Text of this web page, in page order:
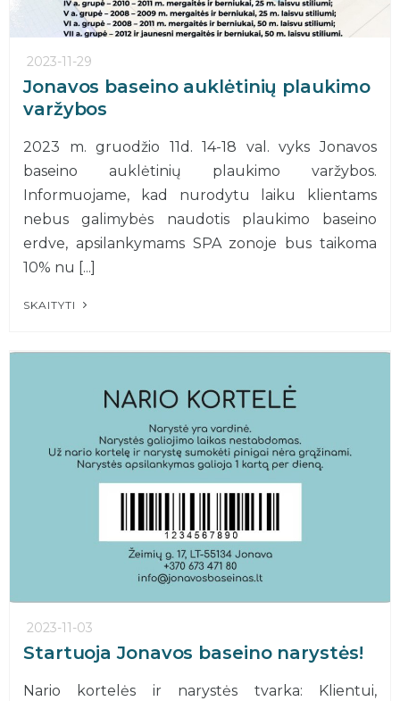
2023-11-29
Jonavos baseino auklėtinių plaukimo
varžybos
2023 m. gruodžio 11d. 14-18 val. vyks Jonavos
baseino auklėtinių plaukimo varžybos.
Informuojame, kad nurodytu laiku klientams
nebus galimybės naudotis plaukimo baseino
erdve, apsilankymams SPA zonoje bus taikoma
10% nu [...]
SKAITYTI
2023-11-03
Startuoja Jonavos baseino narystės!
Nario kortelės ir narystės tvarka: Klientui,